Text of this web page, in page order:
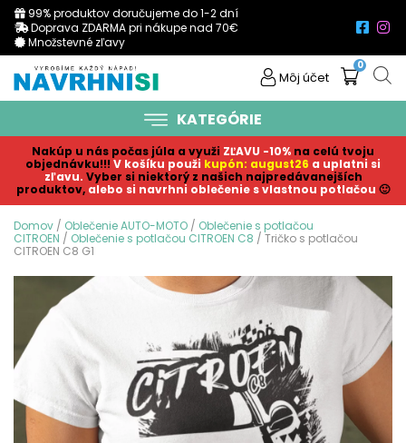
99% produktov doručujeme do 1-2 dní
Doprava ZDARMA pri nákupe nad 70€
Množstevné zľavy
Môj účet
0
KATEGÓRIE
Nakúp u nás počas júla a využi ZĽAVU -10% na celú tvoju
objednávku!!! V košíku použi kupón: august26 a uplatni si
zľavu. Vyber si niektorý z našich najpredávanejších
produktov, alebo si navrhni oblečenie s vlastnou potlačou 🙂
Domov / Oblečenie AUTO-MOTO / Oblečenie s potlačou
CITROEN / Oblečenie s potlačou CITROEN C8 / Tričko s potlačou
CITROEN C8 G1